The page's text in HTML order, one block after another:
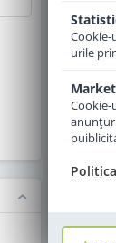
Cookie-
urile